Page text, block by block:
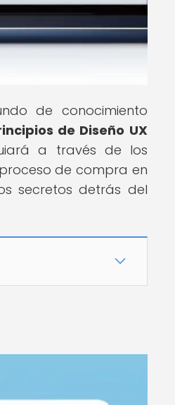
de conocimiento
de Diseño UX
a través de los
de compra en
secretos detrás del